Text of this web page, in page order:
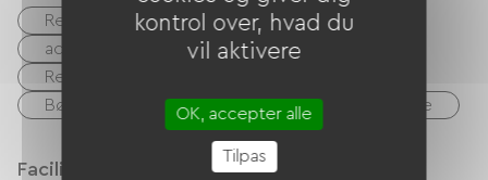
Restaurant Fastfood
Bar
accepterede dyr
Udlejning af lagner
Rengøring med tillæg
Børneklub
Parkeringsplads for autocampere
Faciliteter
kontrol over, hvad du
vil aktivere
OK, accepter alle
Tilpas